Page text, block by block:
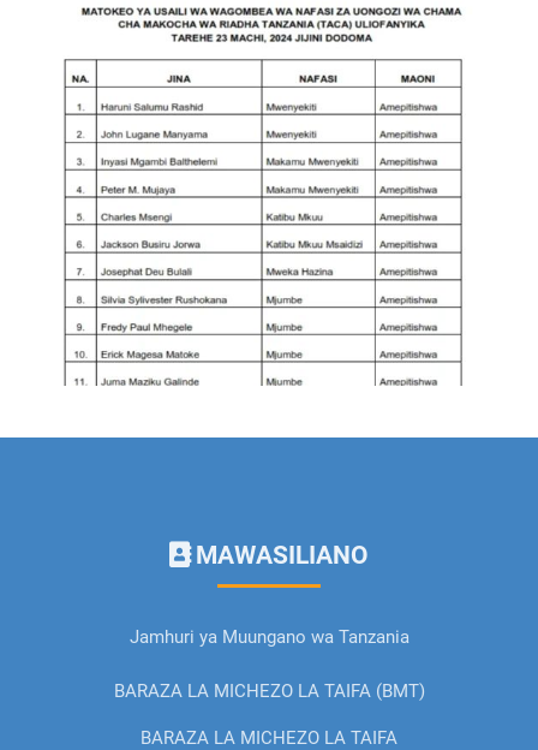
MAWASILIANO
Jamhuri ya Muungano wa Tanzania
BARAZA LA MICHEZO LA TAIFA (BMT)
BARAZA LA MICHEZO LA TAIFA